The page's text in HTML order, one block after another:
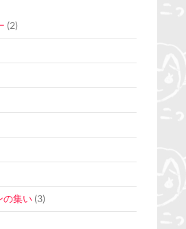
(2)
の集い (3)